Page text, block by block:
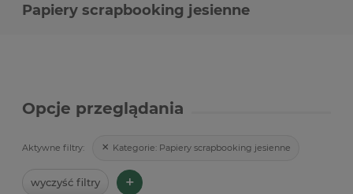
Papiery scrapbooking jesienne
Opcje przeglądania
Aktywne filtry: Kategorie: Papiery scrapbooking jesienne
wyczyść filtry +